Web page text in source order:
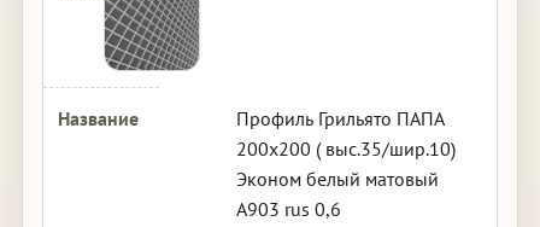
Профиль Грильято ПАПА
200х200 ( выс.35/шир.10)
Эконом белый матовый
А903 rus 0,6